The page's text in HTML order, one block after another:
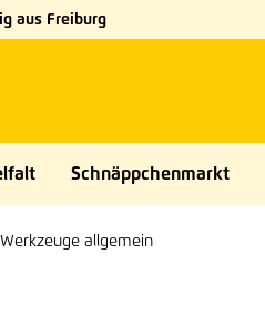
aus Freiburg
Schnäppchenmarkt
Werkzeuge allgemein